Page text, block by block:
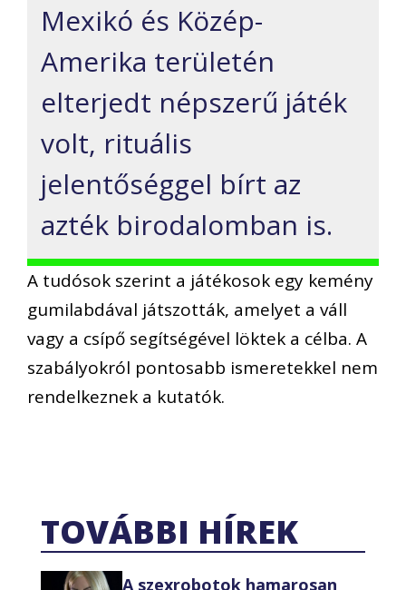
Mexikó és Közép-
Amerika területén
elterjedt népszerű játék
volt, rituális
jelentőséggel bírt az
azték birodalomban is.
A tudósok szerint a játékosok egy kemény
gumilabdával játszották, amelyet a váll
vagy a csípő segítségével löktek a célba. A
szabályokról pontosabb ismeretekkel nem
rendelkeznek a kutatók.
TOVÁBBI HÍREK
A szexrobotok hamarosan